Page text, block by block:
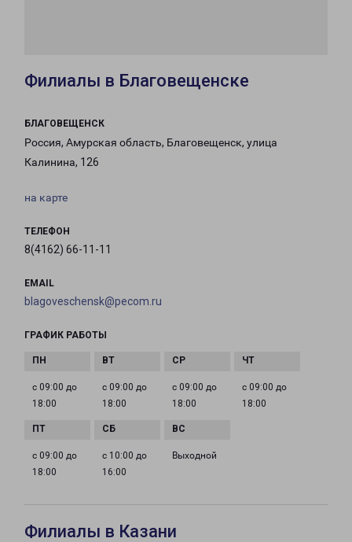
Филиалы в Благовещенске
БЛАГОВЕЩЕНСК
Россия, Амурская область, Благовещенск, улица
Калинина, 126
на карте
ТЕЛЕФОН
8(4162) 66-11-11
EMAIL
blagoveschensk@pecom.ru
ГРАФИК РАБОТЫ
с 09:00 до
18:00
с 09:00 до
18:00
с 09:00 до
18:00
с 09:00 до
18:00
с 09:00 до
18:00
с 10:00 до
16:00
Выходной
Филиалы в Казани